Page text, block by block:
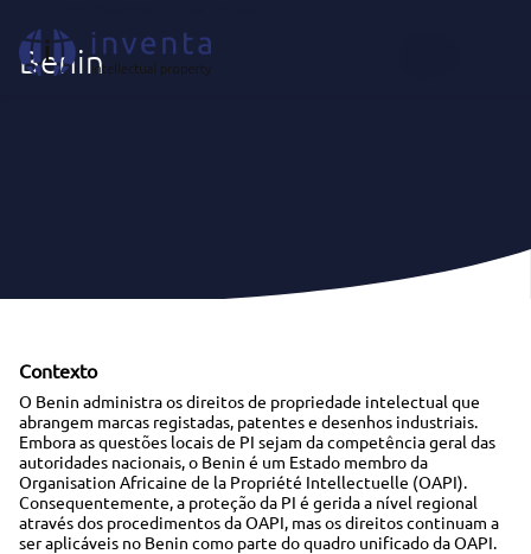
Benin
Contexto
O Benin administra os direitos de propriedade intelectual que
abrangem marcas registadas, patentes e desenhos industriais.
Embora as questões locais de PI sejam da competência geral das
autoridades nacionais, o Benin é um Estado membro da
Organisation Africaine de la Propriété Intellectuelle (OAPI).
Consequentemente, a proteção da PI é gerida a nível regional
através dos procedimentos da OAPI, mas os direitos continuam a
ser aplicáveis no Benin como parte do quadro unificado da OAPI.